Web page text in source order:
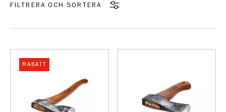
FILTRERA OCH SORTERA
RABATT